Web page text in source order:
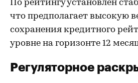
По рейтингу установлен
что предполагает высокую
сохранения кредитного
уровне на горизонте 12
Регуляторное